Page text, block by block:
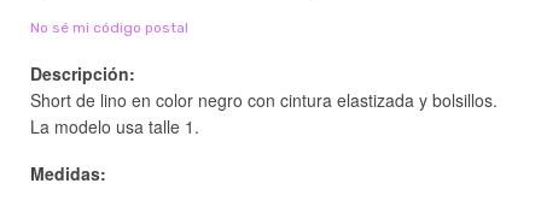
No sé mi código postal
Descripción:
Short de lino en color negro con cintura elastizada y bolsillos.
La modelo usa talle 1.
Medidas: